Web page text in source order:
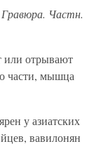
Гравюра. Частн.
или отрывают
части, мышца
у азиатских
вавилонян